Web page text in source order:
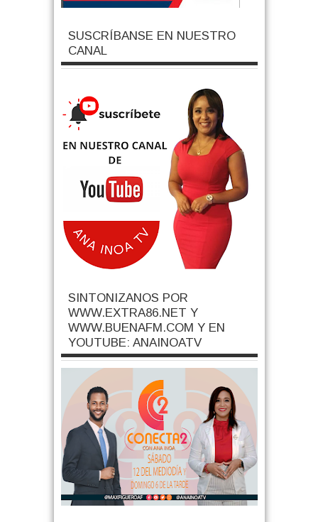
SUSCRÍBANSE EN NUESTRO
CANAL
SINTONIZANOS POR
WWW.EXTRA86.NET Y
WWW.BUENAFM.COM Y EN
YOUTUBE: ANAINOATV